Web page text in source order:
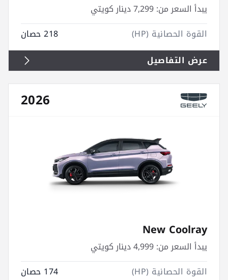
يبدأ السعر من:
القوة الحصانية (HP)
218 حصان
عرض التفاصيل
2026
New Coolray
يبدأ السعر من:
القوة الحصانية (HP)
174 حصان